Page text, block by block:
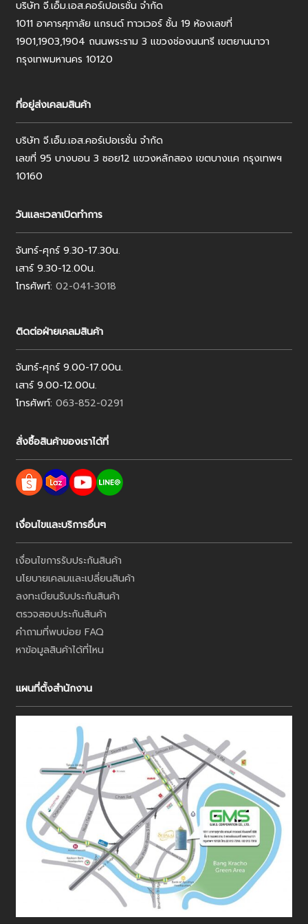
บริษัท จี.เอ็ม.เอส.คอร์เปอเรชั่น จำกัด
1011 อาคารศุภาลัย แกรนด์ ทาวเวอร์ ชั้น 19 ห้องเลขที่
1901,1903,1904 ถนนพระราม 3 แขวงช่องนนทรี เขตยานนาวา
กรุงเทพมหานคร 10120
ที่อยู่ส่งเคลมสินค้า
บริษัท จี.เอ็ม.เอส.คอร์เปอเรชั่น จำกัด
เลขที่ 95 บางบอน 3 ซอย12 แขวงหลักสอง เขตบางแค กรุงเทพฯ
10160
วันและเวลาเปิดทำการ
จันทร์-ศุกร์ 9.30-17.30น.
เสาร์ 9.30-12.00น.
โทรศัพท์: 02-041-3018
ติดต่อฝ่ายเคลมสินค้า
จันทร์-ศุกร์ 9.00-17.00น.
เสาร์ 9.00-12.00น.
โทรศัพท์: 063-852-0291
สั่งซื้อสินค้าของเราได้ที่
เงื่อนไขและบริการอื่นๆ
เงื่อนไขการรับประกันสินค้า
นโยบายเคลมและเปลี่ยนสินค้า
ลงทะเบียนรับประกันสินค้า
ตรวจสอบประกันสินค้า
คำถามที่พบบ่อย FAQ
หาข้อมูลสินค้าได้ที่ไหน
แผนที่ตั้งสำนักงาน